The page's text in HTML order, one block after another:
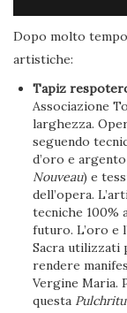
Dopo molto
artistiche:
Tapiz
Associazione
larghezza.
seguendo
d’oro e
Nouveau) e
dell’opera.
tecniche 100%
futuro. L’oro e
Sacra utilizzati
rendere
Vergine Maria.
questa